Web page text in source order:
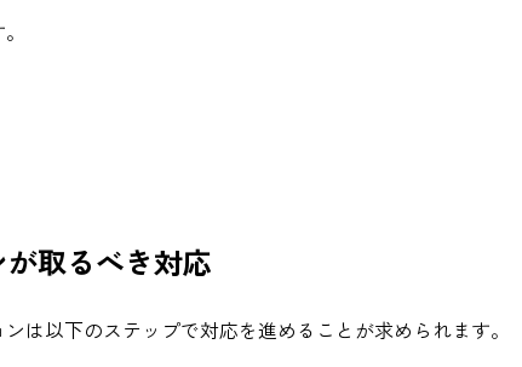
取るべき対応
は以下のステップで対応を進めることが求められます。